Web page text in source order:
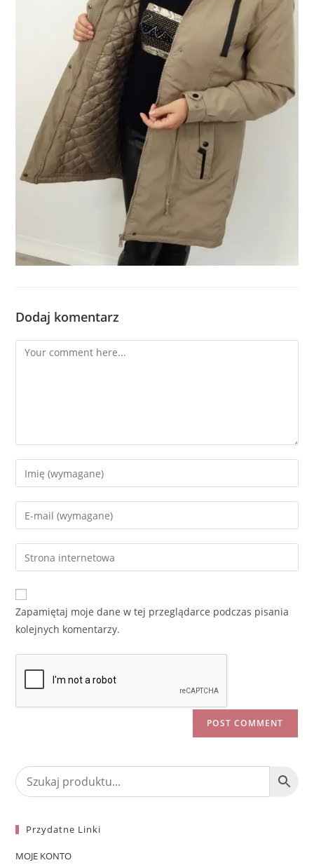
Dodaj komentarz
Comment
Enter
your
name
comment
Enter
your
email
address
comment
Enter
your
website
URL
(optional)
Zapamiętaj moje dane w tej przeglądarce podczas pisania
kolejnych komentarzy.
Przydatne Linki
MOJE KONTO